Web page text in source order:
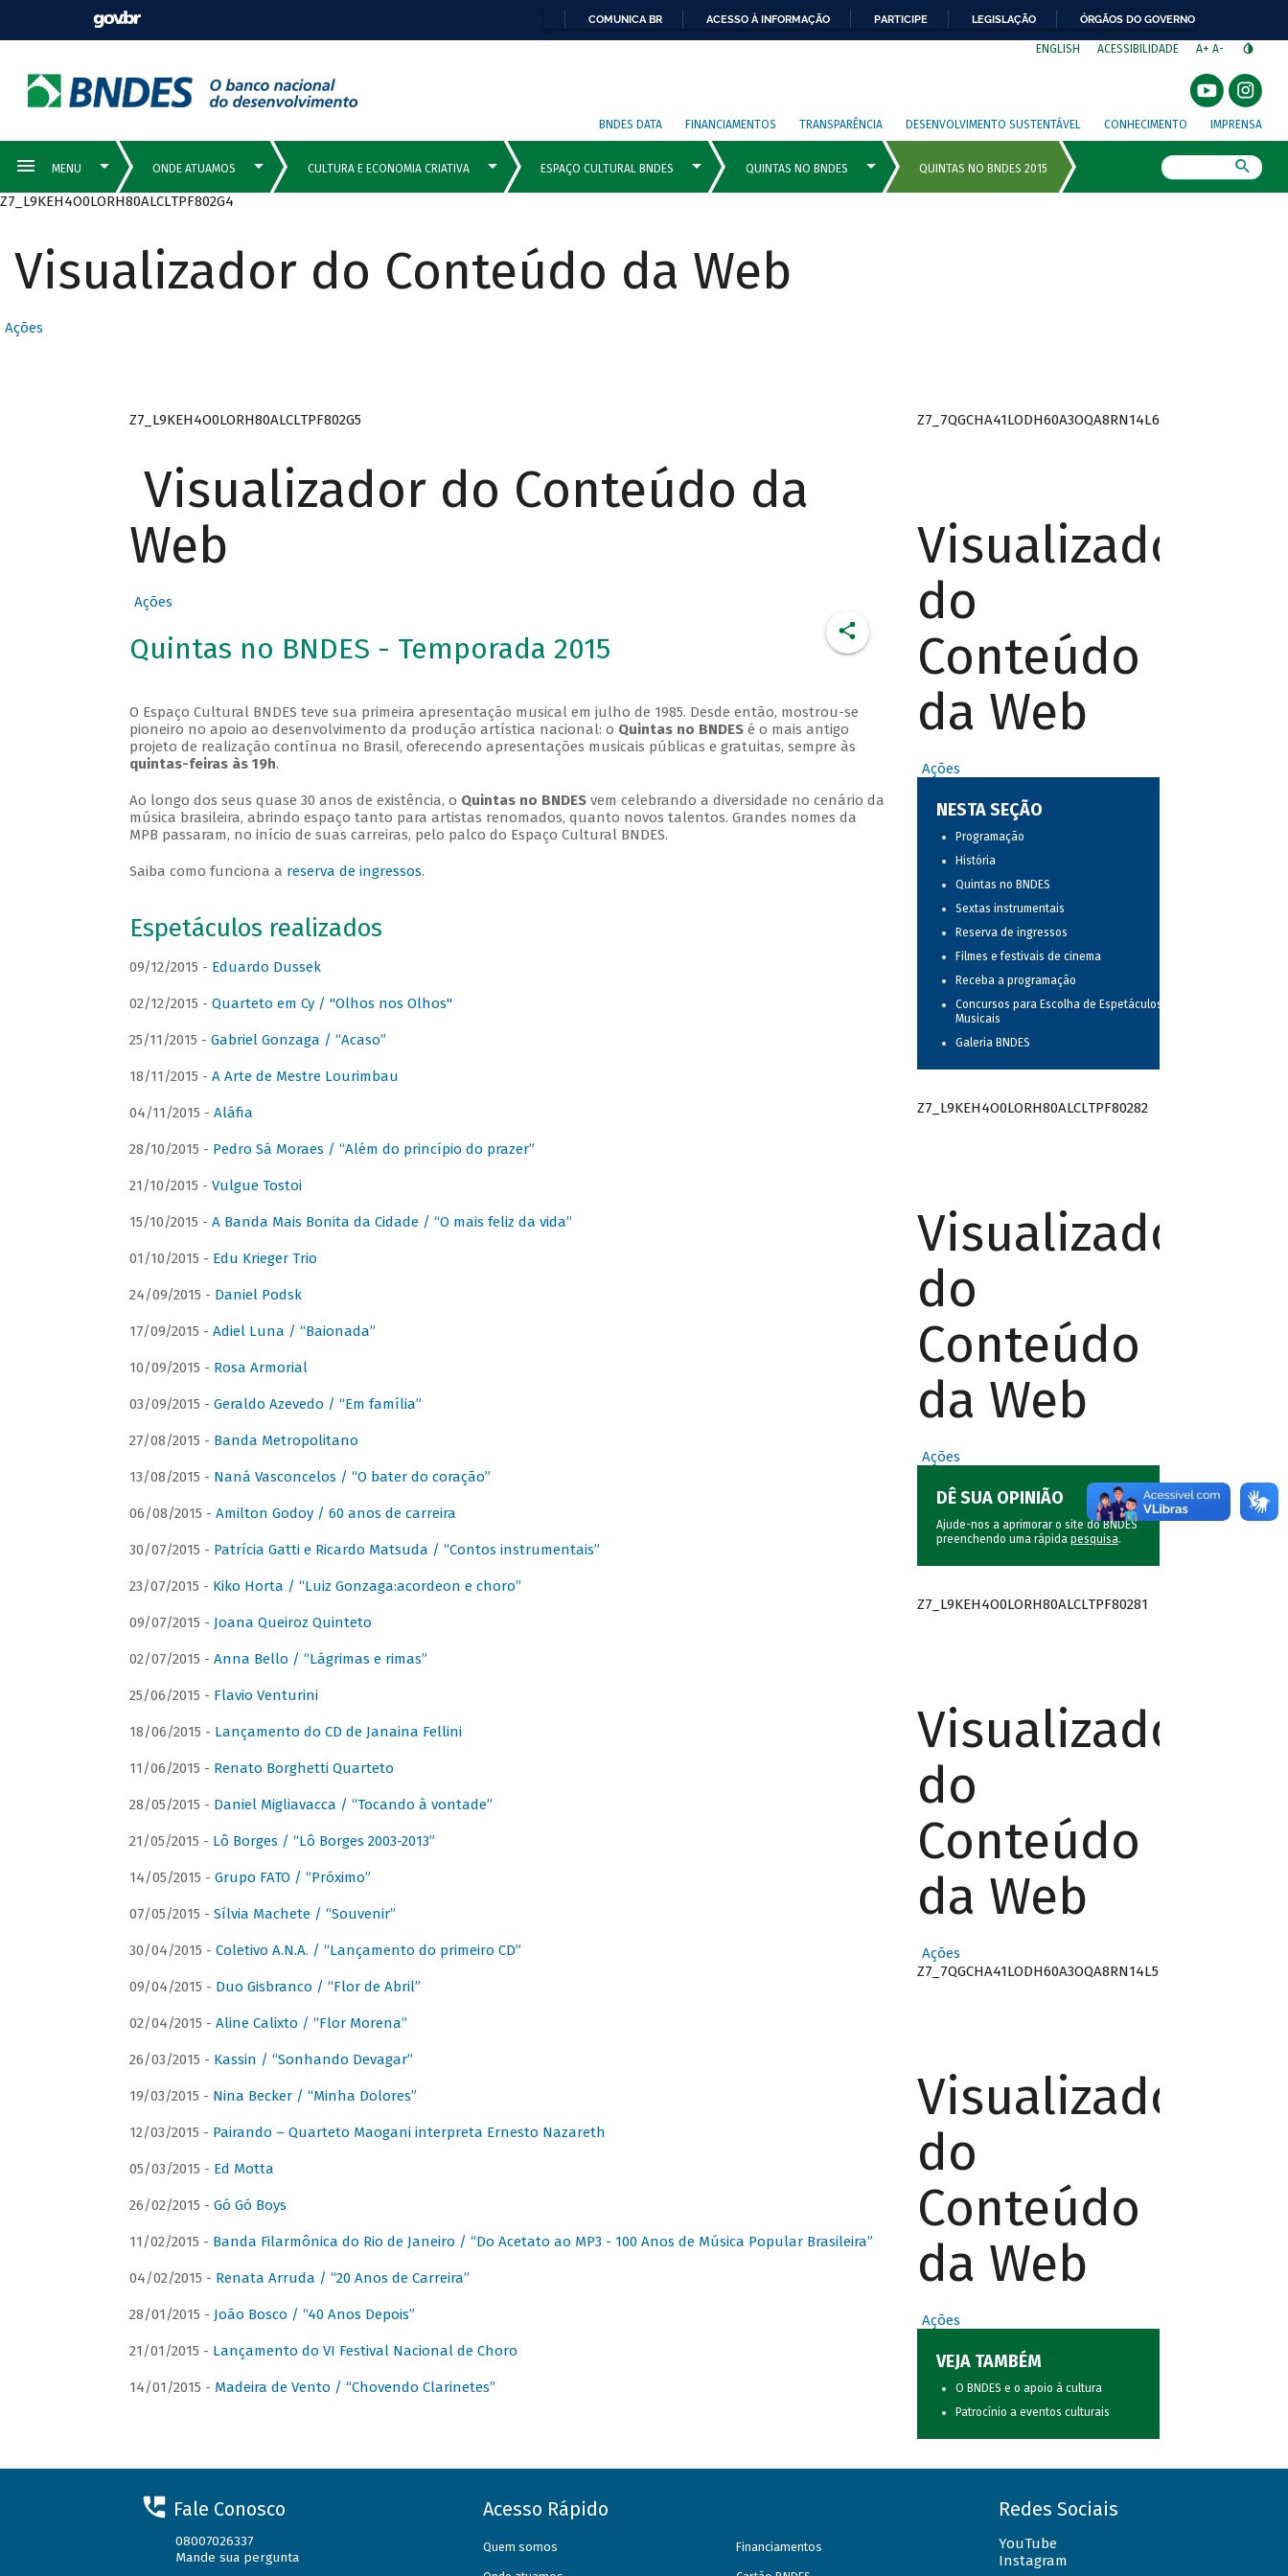
COMUNICA BR ACESSO À INFORMAÇÃO PARTICIPE LEGISLAÇÃO ÓRGÃOS DO GOVERNO
ENGLISH ACESSIBILIDADE A+ A-
BNDES DATA FINANCIAMENTOS TRANSPARÊNCIA DESENVOLVIMENTO SUSTENTÁVEL CONHECIMENTO IMPRENSA
Z7_L9KEH4O0LORH80ALCLTPF802G4
Visualizador do Conteúdo da Web
Ações
Z7_L9KEH4O0LORH80ALCLTPF802G5
Visualizador do Conteúdo da
Web
Ações
Quintas no BNDES - Temporada 2015
O Espaço Cultural BNDES teve sua primeira apresentação musical em julho de 1985. Desde então, mostrou-se
pioneiro no apoio ao desenvolvimento da produção artística nacional: o Quintas no BNDESé o mais antigo
projeto de realização contínua no Brasil, oferecendo apresentações musicais públicas e gratuitas, sempre às
quintas-feiras às 19h.
Ao longo dos seus quase 30 anos de existência, o Quintas no BNDESvem celebrando a diversidade no cenário da
música brasileira, abrindo espaço tanto para artistas renomados, quanto novos talentos. Grandes nomes da
MPB passaram, no início de suas carreiras, pelo palco do Espaço Cultural BNDES.
Saiba como funciona a reserva de ingressos.
Espetáculos realizados
09/12/2015 - Eduardo Dussek
02/12/2015 - Quarteto em Cy / "Olhos nos Olhos"
25/11/2015 - Gabriel Gonzaga / “Acaso”
18/11/2015 - A Arte de Mestre Lourimbau
04/11/2015 - Aláfia
28/10/2015 - Pedro Sá Moraes / “Além do princípio do prazer”
21/10/2015 - Vulgue Tostoi
15/10/2015 - A Banda Mais Bonita da Cidade / “O mais feliz da vida”
01/10/2015 - Edu Krieger Trio
24/09/2015 - Daniel Podsk
17/09/2015 - Adiel Luna / “Baionada”
10/09/2015 - Rosa Armorial
03/09/2015 - Geraldo Azevedo / “Em família”
27/08/2015 - Banda Metropolitano
13/08/2015 - Naná Vasconcelos / “O bater do coração”
06/08/2015 - Amilton Godoy / 60 anos de carreira
30/07/2015 - Patrícia Gatti e Ricardo Matsuda / “Contos instrumentais”
23/07/2015 - Kiko Horta / “Luiz Gonzaga:acordeon e choro”
09/07/2015 - Joana Queiroz Quinteto
02/07/2015 - Anna Bello / “Lágrimas e rimas”
25/06/2015 - Flavio Venturini
18/06/2015 - Lançamento do CD de Janaina Fellini
11/06/2015 - Renato Borghetti Quarteto
28/05/2015 - Daniel Migliavacca / “Tocando à vontade”
21/05/2015 - Lô Borges / “Lô Borges 2003-2013”
14/05/2015 - Grupo FATO / “Próximo”
07/05/2015 - Sílvia Machete / “Souvenir”
30/04/2015 - Coletivo A.N.A. / “Lançamento do primeiro CD”
09/04/2015 - Duo Gisbranco / “Flor de Abril”
02/04/2015 - Aline Calixto / “Flor Morena”
26/03/2015 - Kassin / “Sonhando Devagar”
19/03/2015 - Nina Becker / “Minha Dolores”
12/03/2015 - Pairando – Quarteto Maogani interpreta Ernesto Nazareth
05/03/2015 - Ed Motta
26/02/2015 - Gó Gó Boys
11/02/2015 - Banda Filarmônica do Rio de Janeiro / “Do Acetato ao MP3 - 100 Anos de Música Popular Brasileira”
04/02/2015 - Renata Arruda / “20 Anos de Carreira”
28/01/2015 - João Bosco / “40 Anos Depois”
21/01/2015 - Lançamento do VI Festival Nacional de Choro
14/01/2015 - Madeira de Vento / “Chovendo Clarinetes”
Z7_7QGCHA41LODH60A3OQA8RN14L6
Visualizador
do
Conteúdo
da Web
Ações
NESTA SEÇÃO
Programação
História
Quintas no BNDES
Sextas instrumentais
Reserva de ingressos
Filmes e festivais de cinema
Receba a programação
Concursos para Escolha de Espetáculos
Musicais
Galeria BNDES
Z7_L9KEH4O0LORH80ALCLTPF80282
Visualizador
do
Conteúdo
da Web
Ações
DÊ SUA OPINIÃO
Ajude-nos a aprimorar o site do BNDES
preenchendo uma rápida pesquisa.
Z7_L9KEH4O0LORH80ALCLTPF80281
Visualizador
do
Conteúdo
da Web
Ações
Z7_7QGCHA41LODH60A3OQA8RN14L5
Visualizador
do
Conteúdo
da Web
Ações
VEJA TAMBÉM
O BNDES e o apoio à cultura
Patrocínio a eventos culturais
Fale Conosco
08007026337
Mande sua pergunta
Acesso Rápido
Quem somos Financiamentos
Redes Sociais
YouTube
Instagram